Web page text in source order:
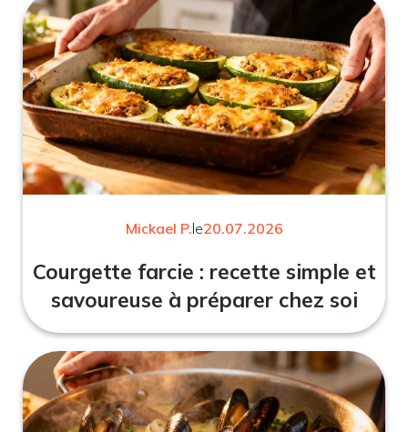
Mickael P.le20.07.2026
Courgette farcie : recette simple et
savoureuse à préparer chez soi